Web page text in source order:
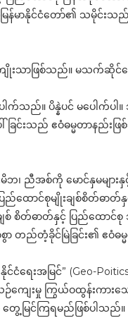
ာနိုင်ငံတော်၏ သမိုင်းသည်
ဖြစ်သည်။ မသက်ဆိုင်သောအ
က်သည်။ ပိန္နဲပင် မပေါက်ပ
ခြင်းသည် ဧဝံဓမ္မတာနည်
ညီအစ်ကို မောင်နှမများနှင့်
င်စုမျိုးချစ်စိတ်ဓာတ်နှင့်
ချစ် စိတ်ဓာတ်နှင့် ပြည်ထေ
ည်တံ့ခိုင်မြဲခြင်း၏ ဧဝံဓမ္
ငံရေးအမြင်” (Geo-
ဉ်ကျေးမှု ကြွယ်ဝထွန်းကားသ
တွေ့မြင်ကြရမည်ဖြစ်ပါသည်။